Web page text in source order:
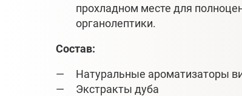
прохладном месте для
органолептики.
Состав:
Натуральные ароматизаторы
Экстракты дуба